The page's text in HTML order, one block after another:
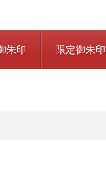
朱印 限定御朱印